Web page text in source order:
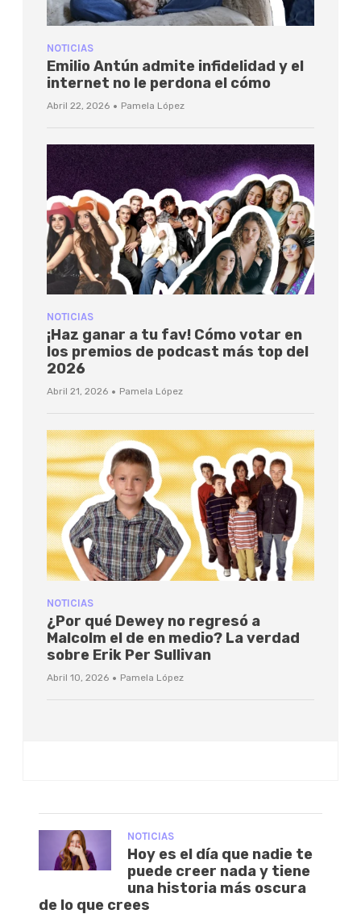
NOTICIAS
Emilio Antún admite infidelidad y el
internet no le perdona el cómo
Abril 22, 2026 · Pamela López
NOTICIAS
¡Haz ganar a tu fav! Cómo votar en
los premios de podcast más top del
2026
Abril 21, 2026 · Pamela López
NOTICIAS
¿Por qué Dewey no regresó a
Malcolm el de en medio? La verdad
sobre Erik Per Sullivan
Abril 10, 2026 · Pamela López
NOTICIAS
Hoy es el día que nadie te
puede creer nada y tiene
una historia más oscura
de lo que crees